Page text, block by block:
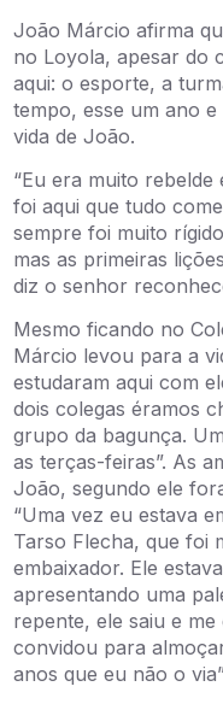
João Márcio afirma
no Loyola, apesar do
aqui: o esporte, a
tempo, esse um ano
vida de João.
“Eu era muito
foi aqui que tudo
sempre foi muito
mas as primeiras
diz o senhor
Mesmo ficando no
Márcio levou para a
estudaram aqui com
dois colegas éramos
grupo da bagunça.
as terças-feiras”. As
João, segundo ele
“Uma vez eu estava
Tarso Flecha, que foi
embaixador. Ele
apresentando uma
repente, ele saiu e
convidou para
anos que eu não o